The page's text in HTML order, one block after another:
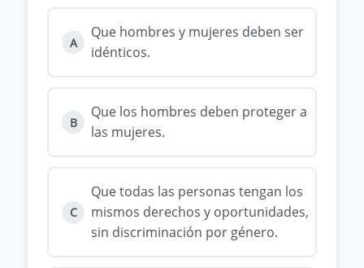
A
Que hombres y mujeres deben ser
idénticos.
B
Que los hombres deben proteger a
las mujeres.
C
Que todas las personas tengan los
mismos derechos y oportunidades,
sin discriminación por género.